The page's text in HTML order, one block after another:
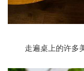
走遍桌上的许多美